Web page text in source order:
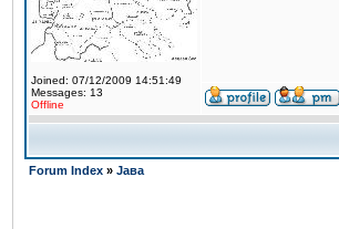
Joined: 07/12/2009 14:51:49
Messages: 13
Offline
Forum Index » Јава